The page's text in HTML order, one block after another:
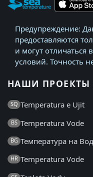
Предупреждение:
предоставляются
и могут отличаться
условий. Точность
НАШИ ПРОЕКТЫ
SQ Temperatura e Ujit
BS Temperatura Vode
BG Температура на
HR Temperatura Vode